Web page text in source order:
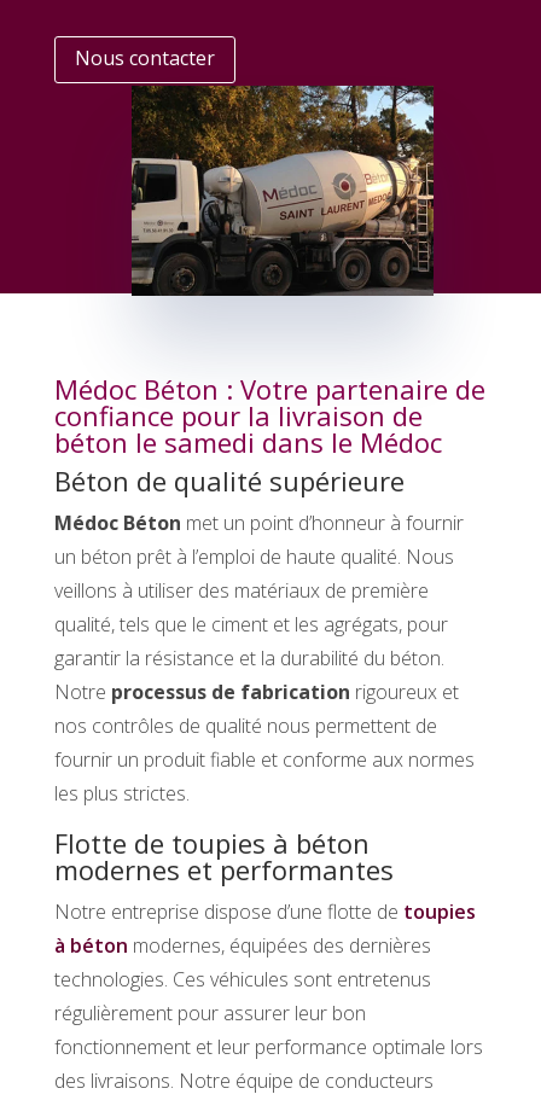
Nous contacter
Médoc Béton : Votre partenaire de
confiance pour la livraison de
béton le samedi dans le Médoc
Béton de qualité supérieure
Médoc Béton met un point d’honneur à fournir
un béton prêt à l’emploi de haute qualité. Nous
veillons à utiliser des matériaux de première
qualité, tels que le ciment et les agrégats, pour
garantir la résistance et la durabilité du béton.
Notre processus de fabrication rigoureux et
nos contrôles de qualité nous permettent de
fournir un produit fiable et conforme aux normes
les plus strictes.
Flotte de toupies à béton
modernes et performantes
Notre entreprise dispose d’une flotte de toupies
à béton modernes, équipées des dernières
technologies. Ces véhicules sont entretenus
régulièrement pour assurer leur bon
fonctionnement et leur performance optimale lors
des livraisons. Notre équipe de conducteurs